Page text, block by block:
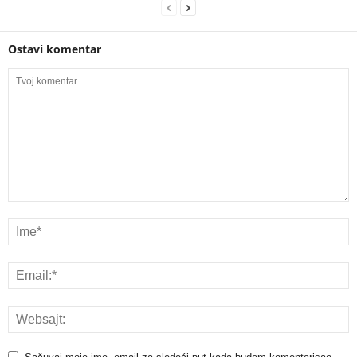
Ostavi komentar